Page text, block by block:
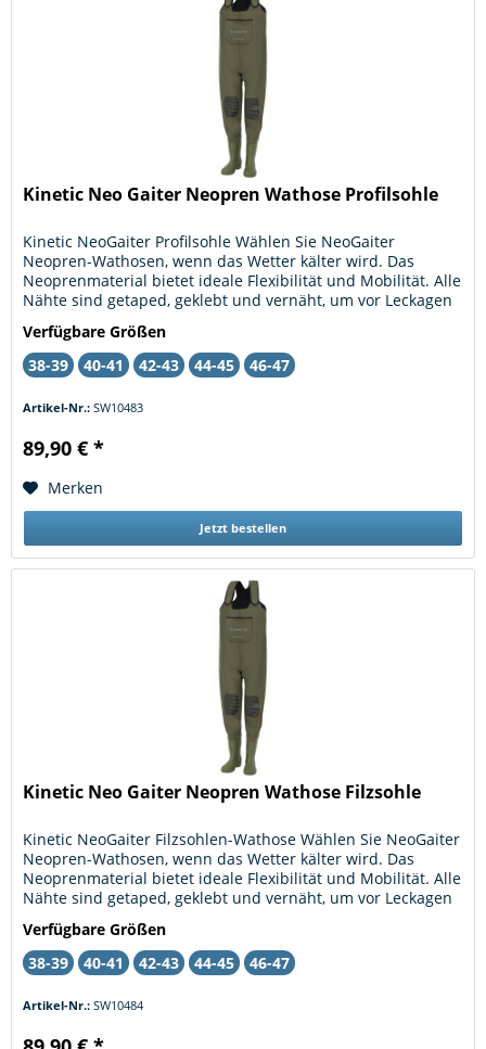
Kinetic Neo Gaiter Neopren Wathose Profilsohle
Kinetic NeoGaiter Profilsohle Wählen Sie NeoGaiter
Neopren-Wathosen, wenn das Wetter kälter wird. Das
Neoprenmaterial bietet ideale Flexibilität und Mobilität. Alle
Nähte sind getaped, geklebt und vernäht, um vor Leckagen
Verfügbare Größen
38-39
40-41 42-43 44-45 46-47
Artikel-Nr.: SW10483
89,90 € *
Merken
Jetzt bestellen
Kinetic Neo Gaiter Neopren Wathose Filzsohle
Kinetic NeoGaiter Filzsohlen-Wathose Wählen Sie NeoGaiter
Neopren-Wathosen, wenn das Wetter kälter wird. Das
Neoprenmaterial bietet ideale Flexibilität und Mobilität. Alle
Nähte sind getaped, geklebt und vernäht, um vor Leckagen
Verfügbare Größen
38-39
40-41 42-43 44-45 46-47
Artikel-Nr.: SW10484